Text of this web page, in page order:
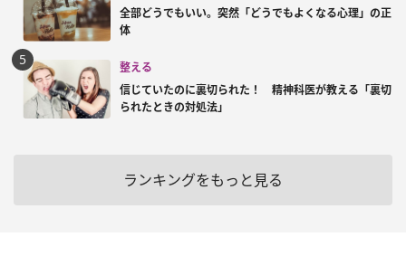
全部どうでもいい。突然「どうでもよくなる心理」の正
体
整える
信じていたのに裏切られた！ 精神科医が教える「裏切
られたときの対処法」
ランキングをもっと見る